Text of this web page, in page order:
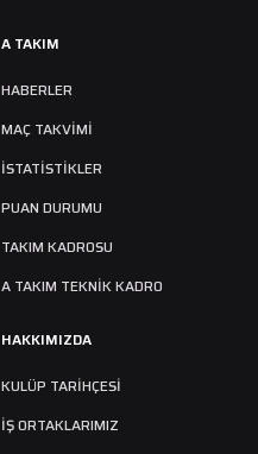
A TAKIM
HABERLER
MAÇ TAKVIMI
İSTATİSTİKLER
PUAN DURUMU
TAKIM KADROSU
A TAKIM TEKNİK KADRO
HAKKIMIZDA
KULÜP TARIHÇESI
İŞ ORTAKLARIMIZ